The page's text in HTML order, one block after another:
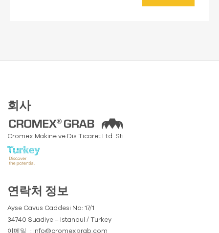
회사
Cromex Makine ve Dis Ticaret Ltd. Sti.
연락처 정보
Ayse Cavus Caddesi No: 17/1
34740 Suadiye – Istanbul / Turkey
이메일
: info@cromexgrab.com